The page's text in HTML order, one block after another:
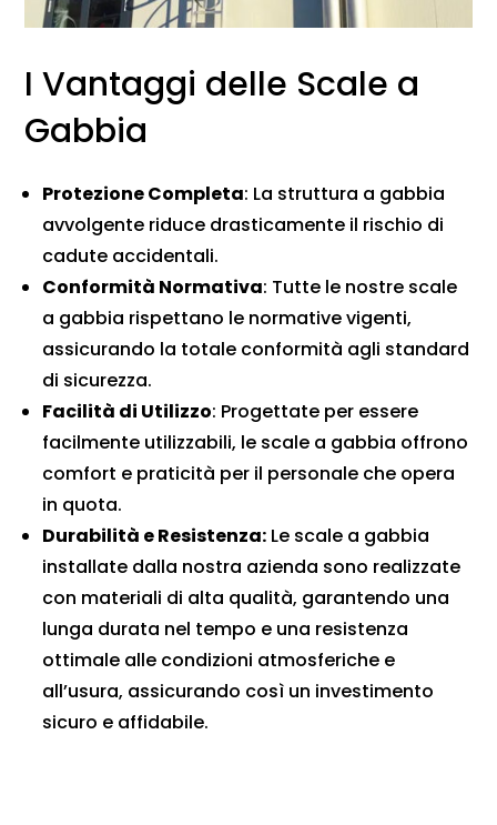
I Vantaggi delle Scale a
Gabbia
Protezione Completa: La struttura a gabbia
avvolgente riduce drasticamente il rischio di
cadute accidentali.
Conformità Normativa: Tutte le nostre scale
a gabbia rispettano le normative vigenti,
assicurando la totale conformità agli standard
di sicurezza.
Facilità di Utilizzo: Progettate per essere
facilmente utilizzabili, le scale a gabbia offrono
comfort e praticità per il personale che opera
in quota.
Durabilità e Resistenza: Le scale a gabbia
installate dalla nostra azienda sono realizzate
con materiali di alta qualità, garantendo una
lunga durata nel tempo e una resistenza
ottimale alle condizioni atmosferiche e
all’usura, assicurando così un investimento
sicuro e affidabile.